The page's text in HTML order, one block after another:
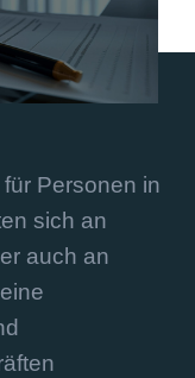
Personen in
sich an
auch an